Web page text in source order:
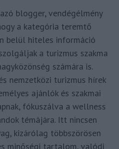
blogger, vendégélmény
a kategória teremtő
belül hiteles információ
a turizmus szakma
számára is.
nemzetközi turizmus hírek
ajánlók és szakmai
fókuszálva a wellness
témájára. Itt nincsen
kizárólag többszörösen
minőségi tartalom, valódi